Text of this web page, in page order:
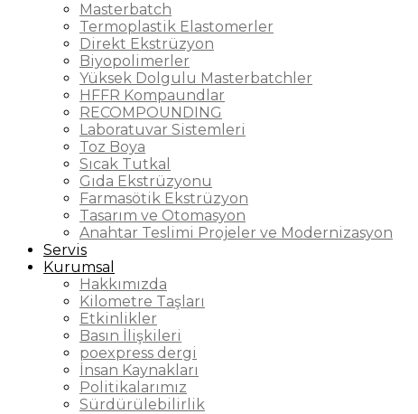
Masterbatch
Termoplastik Elastomerler
Direkt Ekstrüzyon
Biyopolimerler
Yüksek Dolgulu Masterbatchler
HFFR Kompaundlar
RECOMPOUNDING
Laboratuvar Sistemleri
Toz Boya
Sıcak Tutkal
Gıda Ekstrüzyonu
Farmasötik Ekstrüzyon
Tasarım ve Otomasyon
Anahtar Teslimi Projeler ve Modernizasyon
Servis
Kurumsal
Hakkımızda
Kilometre Taşları
Etkinlikler
Basın İlişkileri
poexpress dergi
İnsan Kaynakları
Politikalarımız
Sürdürülebilirlik